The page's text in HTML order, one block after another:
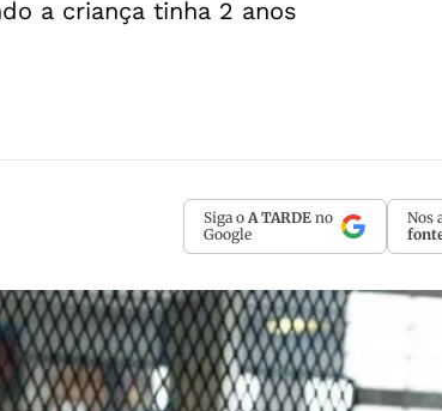
a criança tinha 2 anos
Siga o A TARDE no
Google
Nos